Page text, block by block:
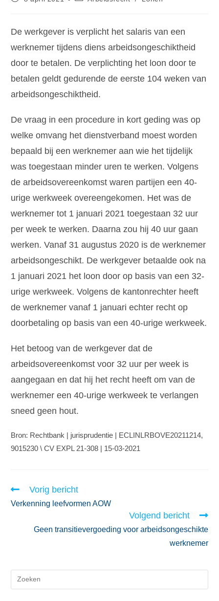
De werkgever is verplicht het salaris van een
werknemer tijdens diens arbeidsongeschiktheid
door te betalen. De verplichting het loon door te
betalen geldt gedurende de eerste 104 weken van
arbeidsongeschiktheid.
De vraag in een procedure in kort geding was op
welke omvang het dienstverband moest worden
bepaald bij een werknemer aan wie het tijdelijk
was toegestaan minder uren te werken. Volgens
de arbeidsovereenkomst waren partijen een 40-
urige werkweek overeengekomen. Het was de
werknemer tot 1 januari 2021 toegestaan 32 uur
per week te werken. Daarna zou hij 40 uur gaan
werken. Vanaf 31 augustus 2020 is de werknemer
arbeidsongeschikt. De werkgever betaalde ook na
1 januari 2021 het loon door op basis van een 32-
urige werkweek. Volgens de kantonrechter heeft
de werknemer vanaf 1 januari echter recht op
doorbetaling op basis van een 40-urige werkweek.
Het betoog van de werkgever dat de
arbeidsovereenkomst voor 32 uur per week is
aangegaan en dat hij het recht heeft om van de
werknemer een 40-urige werkweek te verlangen
sneed geen hout.
Bron: Rechtbank | jurisprudentie | ECLINLRBOVE20211214,
9015230 \ CV EXPL 21-308 | 15-03-2021
Vorig bericht
Verkenning leefvormen AOW
Volgend bericht
Geen transitievergoeding voor arbeidsongeschikte
werknemer